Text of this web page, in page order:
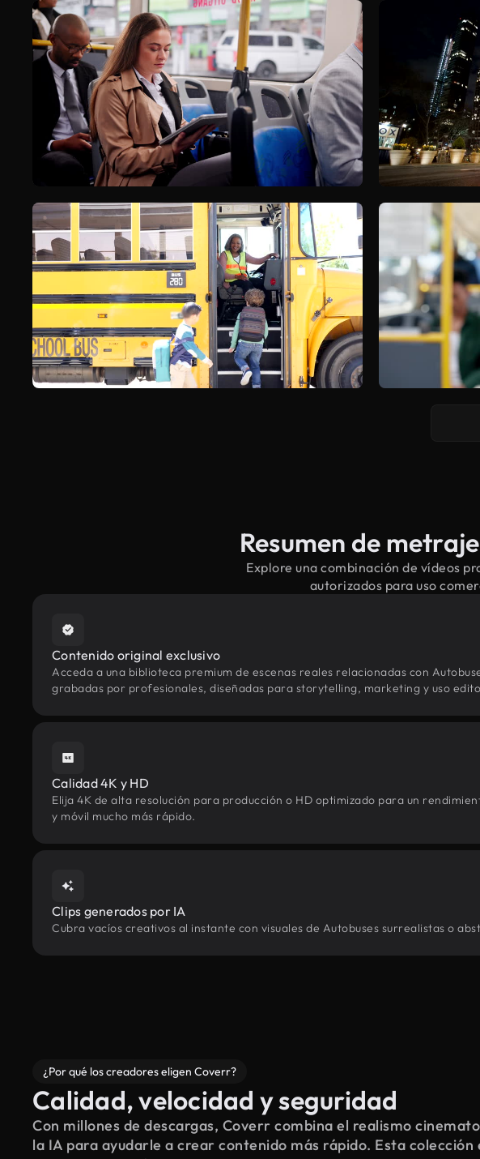
Resumen de
Explore una combinación de vídeos
autorizados para uso
Contenido original exclusivo
Acceda a una biblioteca premium de escenas reales relacionadas con
grabadas por profesionales, diseñadas para storytelling, marketing y uso
Calidad 4K y HD
Elija 4K de alta resolución para producción o HD optimizado para un
y móvil mucho más rápido.
Clips generados por IA
Cubra vacíos creativos al instante con visuales de Autobuses surrealistas o
¿Por qué los creadores eligen Coverr?
Calidad, velocidad y seguridad
Con millones de descargas, Coverr combina el realismo
la IA para ayudarle a crear contenido más rápido. Esta colección